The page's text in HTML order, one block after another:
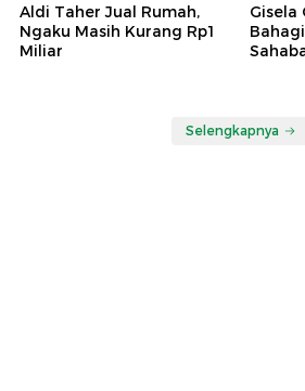
Aldi Taher Jual Rumah,
Ngaku Masih Kurang Rp1
Miliar
Gisela
Selengkapnya